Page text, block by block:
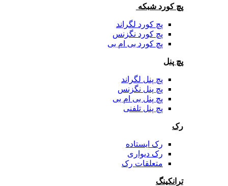
پچ کورد شبکه
پچ کورد لگراند
پچ کورد نگزنس
پچ کورد بی ام بی
پچ پنل
پچ پنل لگراند
پچ پنل نگزنس
پچ پنل بی ام بی
پچ پنل تلفنی
رک
رک ایستاده
رک دیواری
متعلقات رک
ترانکینگ